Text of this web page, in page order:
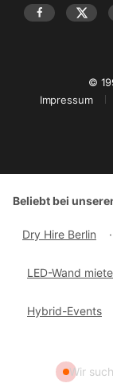
©
Impressum
Beliebt bei
Dry Hire Berlin ·
LED-Wand
Hybrid-Events
Wir